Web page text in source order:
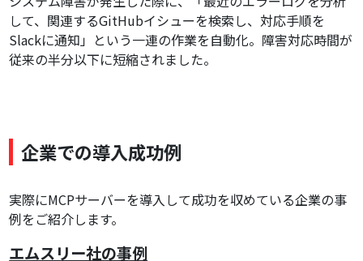
して、関連するGitHubイシューを検索し、対応手順を
Slackに通知」という一連の作業を自動化。障害対応時間が
従来の半分以下に短縮されました。
企業での導入成功例
実際にMCPサーバーを導入して成功を収めている企業の事
例をご紹介します。
エムスリー社の事例